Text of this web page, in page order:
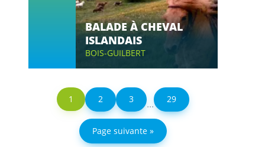
BALADE À CHEVAL
ISLANDAIS
BOIS-GUILBERT
1 2 3 ... 29
Page suivante »